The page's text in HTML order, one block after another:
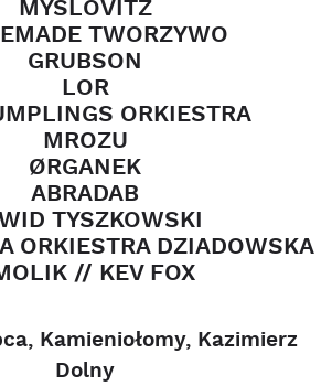
MYSLOVITZ
TWORZYWO
GRUBSON
LOR
ORKIESTRA
MROZU
ØRGANEK
ABRADAB
TYSZKOWSKI
ORKIESTRA DZIADOWSKA
// KEV FOX
Kamieniołomy, Kazimierz
Dolny